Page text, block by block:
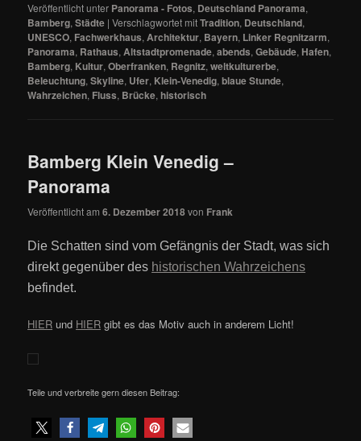
Veröffentlicht unter Panorama - Fotos, Deutschland Panorama,
Bamberg,Städte |Verschlagwortet mitTradition, Deutschland,
UNESCO, Fachwerkhaus, Architektur, Bayern, Linker Regnitzarm,
Panorama, Rathaus, Altstadtpromenade,abends,Gebäude, Hafen,
Bamberg, Kultur,Oberfranken, Regnitz,weltkulturerbe,
Beleuchtung,Skyline, Ufer, Klein-Venedig,blaue Stunde,
Wahrzeichen, Fluss, Brücke,historisch
Bamberg Klein Venedig –
Panorama
Veröffentlicht am6. Dezember 2018von Frank
Die Schatten sind vom Gefängnis der Stadt, was sich
direkt gegenüber des historischen Wahrzeichens
befindet.
HIER und HIER gibt es das Motiv auch in anderem Licht!
Teile und verbreite gern diesen Beitrag: